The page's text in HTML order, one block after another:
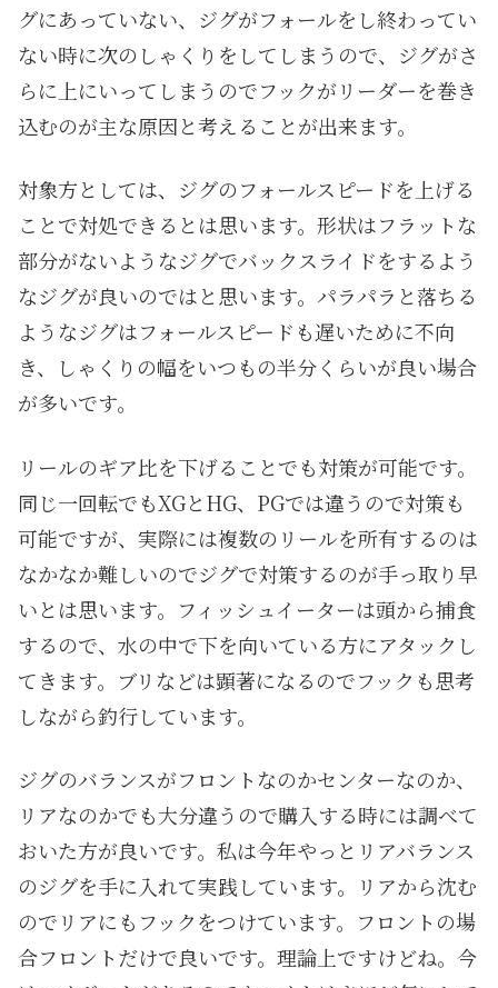
グにあっていない、ジグがフォールをし終わってい
ない時に次のしゃくりをしてしまうので、ジグがさ
らに上にいってしまうのでフックがリーダーを巻き
込むのが主な原因と考えることが出来ます。
対象方としては、ジグのフォールスピードを上げる
ことで対処できるとは思います。形状はフラットな
部分がないようなジグでバックスライドをするよう
なジグが良いのではと思います。パラパラと落ちる
ようなジグはフォールスピードも遅いために不向
き、しゃくりの幅をいつもの半分くらいが良い場合
が多いです。
リールのギア比を下げることでも対策が可能です。
同じ一回転でもXGとHG、PGでは違うので対策も
可能ですが、実際には複数のリールを所有するのは
なかなか難しいのでジグで対策するのが手っ取り早
いとは思います。フィッシュイーターは頭から捕食
するので、水の中で下を向いている方にアタックし
てきます。ブリなどは顕著になるのでフックも思考
しながら釣行しています。
ジグのバランスがフロントなのかセンターなのか、
リアなのかでも大分違うので購入する時には調べて
おいた方が良いです。私は今年やっとリアバランス
のジグを手に入れて実践しています。リアから沈む
のでリアにもフックをつけています。フロントの場
合フロントだけで良いです。理論上ですけどね。今